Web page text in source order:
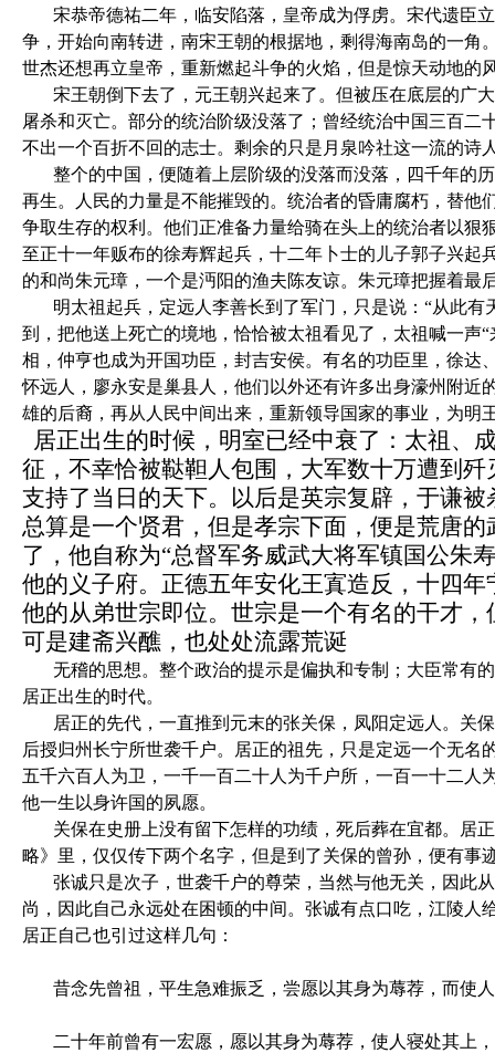
宋恭帝德祐二年，临安陷落，皇帝成为俘虏。宋代遗臣
争，开始向南转进，南宋王朝的根据地，剩得海南岛的一
世杰还想再立皇帝，重新燃起斗争的火焰，但是惊天动地
宋王朝倒下去了，元王朝兴起来了。但被压在底层的广
屠杀和灭亡。部分的统治阶级没落了；曾经统治中国三百
不出一个百折不回的志士。剩余的只是月泉吟社这一流的诗
整个的中国，便随着上层阶级的没落而没落，四千年的
再生。人民的力量是不能摧毁的。统治者的昏庸腐朽，替
争取生存的权利。他们正准备力量给骑在头上的统治者以
至正十一年贩布的徐寿辉起兵，十二年卜士的儿子郭子兴
的和尚朱元璋，一个是沔阳的渔夫陈友谅。朱元璋把握着最
明太祖起兵，定远人李善长到了军门，只是说：“从此
到，把他送上死亡的境地，恰恰被太祖看见了，太祖喊一声
相，仲亨也成为开国功臣，封吉安侯。有名的功臣里，徐
怀远人，廖永安是巢县人，他们以外还有许多出身濠州附
雄的后裔，再从人民中间出来，重新领导国家的事业，为
居正出生的时候，明室已经中衰了：太祖、
征，不幸恰被鞑靼人包围，大军数十万遭到
支持了当日的天下。以后是英宗复辟，于谦
总算是一个贤君，但是孝宗下面，便是荒唐
了，他自称为“总督军务威武大将军镇国公朱
他的义子府。正德五年安化王寘造反，十四
他的从弟世宗即位。世宗是一个有名的干才
可是建斋兴醮，也处处流露荒诞
无稽的思想。整个政治的提示是偏执和专制；大臣常有
居正出生的时代。
居正的先代，一直推到元末的张关保，凤阳定远人。关
后授归州长宁所世袭千户。居正的祖先，只是定远一个无
五千六百人为卫，一千一百二十人为千户所，一百一十二
他一生以身许国的夙愿。
关保在史册上没有留下怎样的功绩，死后葬在宜都。居
略》里，仅仅传下两个名字，但是到了关保的曾孙，便有事
张诚只是次子，世袭千户的尊荣，当然与他无关，因此
尚，因此自己永远处在困顿的中间。张诚有点口吃，江陵人
居正自己也引过这样几句：
昔念先曾祖，平生急难振乏，尝愿以其身为蓐荐，而使
二十年前曾有一宏愿，愿以其身为蓐荐，使人寝处其上